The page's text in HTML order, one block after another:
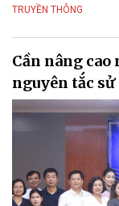
TRUYỀN THÔNG
Cần nâng
nguyên tắc